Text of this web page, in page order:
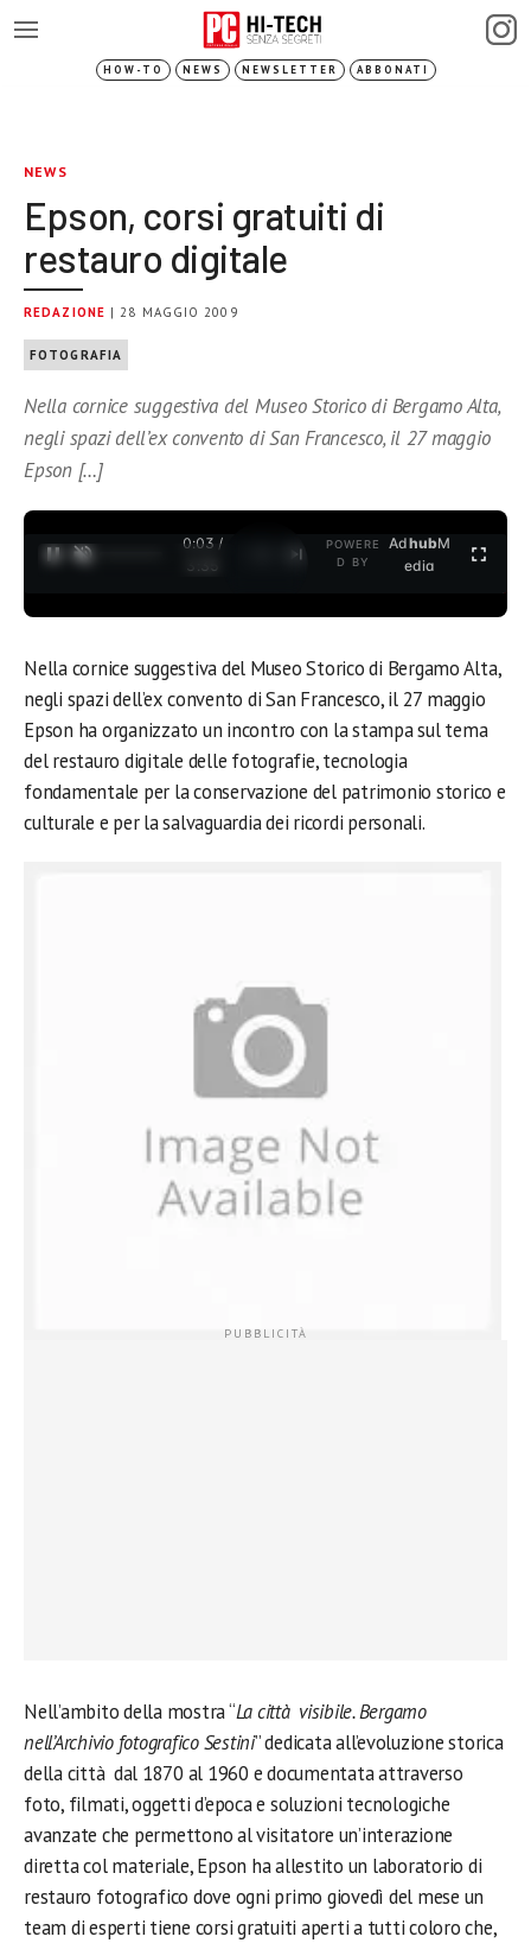
HOW-TO NEWS NEWSLETTER ABBONATI
NEWS
Epson, corsi gratuiti di
restauro digitale
REDAZIONE | 28 MAGGIO 2009
FOTOGRAFIA
Nella cornice suggestiva del Museo Storico di Bergamo Alta,
negli spazi dell’ex convento di San Francesco, il 27 maggio
Epson […]
0:03 /
3:35
POWERE
D BY
AdhubM
edia
Nella cornice suggestiva del Museo Storico di Bergamo Alta,
negli spazi dell’ex convento di San Francesco, il 27 maggio
Epson ha organizzato un incontro con la stampa sul tema
del restauro digitale delle fotografie, tecnologia
fondamentale per la conservazione del patrimonio storico e
culturale e per la salvaguardia dei ricordi personali.
Nell’ambito della mostra “La città visibile. Bergamo
nell’Archivio fotografico Sestini” dedicata all’evoluzione storica
della città dal 1870 al 1960 e documentata attraverso
foto, filmati, oggetti d’epoca e soluzioni tecnologiche
avanzate che permettono al visitatore un’interazione
diretta col materiale, Epson ha allestito un laboratorio di
restauro fotografico dove ogni primo giovedì del mese un
team di esperti tiene corsi gratuiti aperti a tutti coloro che,